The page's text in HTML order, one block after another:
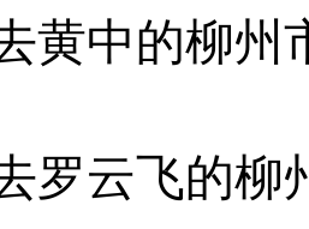
黄中的柳州
罗云飞的柳